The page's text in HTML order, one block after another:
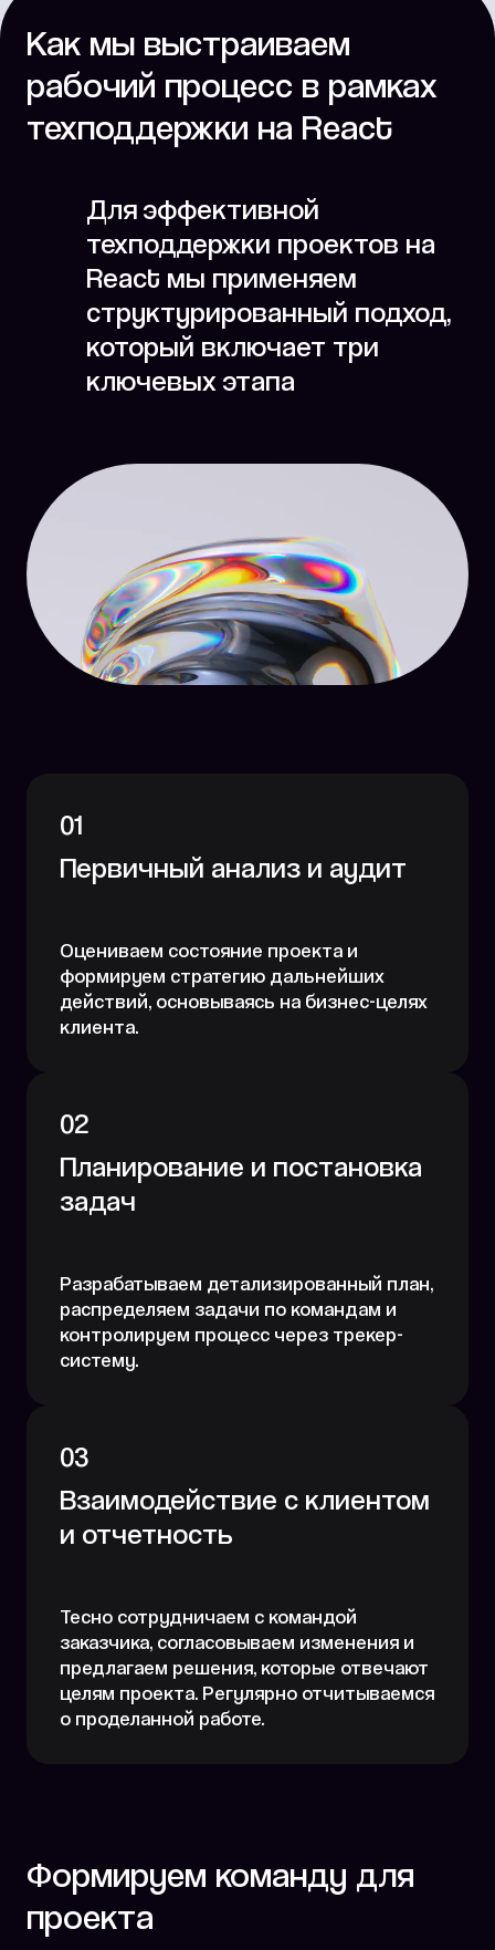
Как мы выстраиваем
рабочий процесс в рамках
техподдержки на React
Для эффективной
техподдержки проектов на
React мы применяем
структурированный подход,
который включает три
ключевых этапа
01
Первичный анализ и аудит
Оцениваем состояние проекта и
формируем стратегию дальнейших
действий, основываясь на бизнес-целях
клиента.
02
Планирование и постановка
задач
Разрабатываем детализированный план,
распределяем задачи по командам и
контролируем процесс через трекер-
систему.
03
Взаимодействие с клиентом
и отчетность
Тесно сотрудничаем с командой
заказчика, согласовываем изменения и
предлагаем решения, которые отвечают
целям проекта. Регулярно отчитываемся
о проделанной работе.
Формируем команду для
проекта